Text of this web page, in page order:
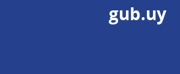
gub.uy